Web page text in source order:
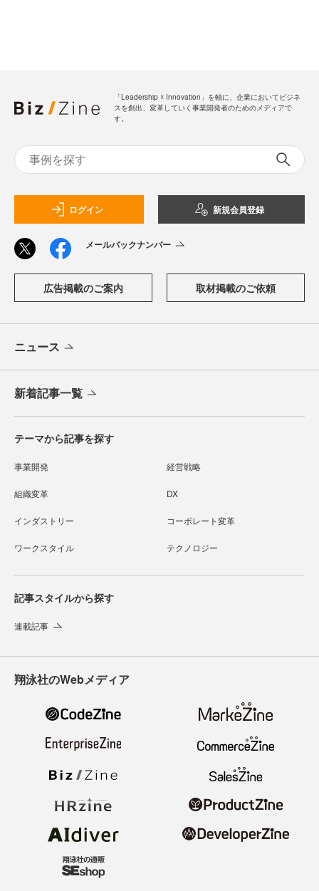
「Leadership ☓ Innovation」を軸に、企業においてビジネ
スを創出、変革していく事業開発者のためのメディアで
す。
ログイン 新規会員登録
メールバックナンバー
広告掲載のご案内 取材掲載のご依頼
ニュース
新着記事一覧
テーマから記事を探す
事業開発 経営戦略
組織変革 DX
インダストリー コーポレート変革
ワークスタイル テクノロジー
記事スタイルから探す
連載記事
翔泳社のWebメディア